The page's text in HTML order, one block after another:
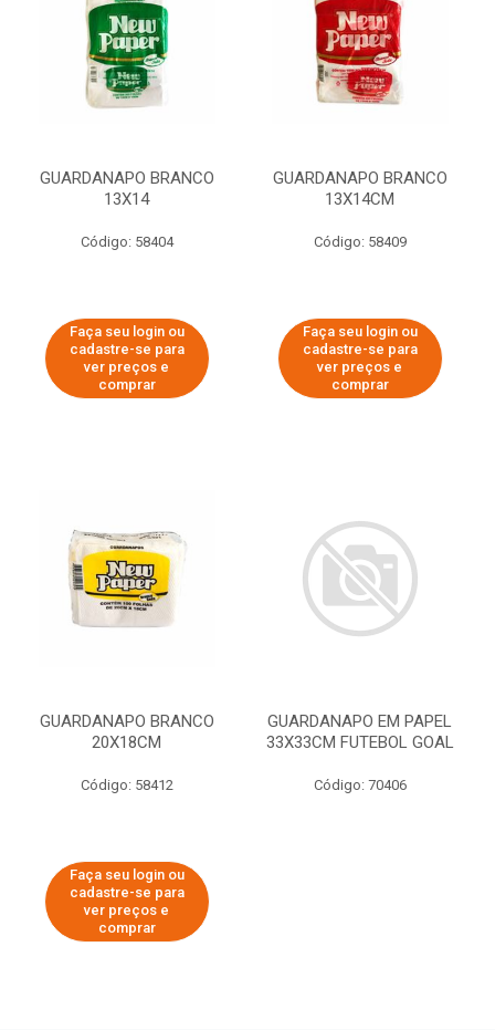
GUARDANAPO BRANCO
13X14
Código: 58404
Faça seu login ou
cadastre-se para
ver preços e
comprar
GUARDANAPO BRANCO
13X14CM
Código: 58409
Faça seu login ou
cadastre-se para
ver preços e
comprar
GUARDANAPO BRANCO
20X18CM
Código: 58412
Faça seu login ou
cadastre-se para
ver preços e
comprar
GUARDANAPO EM PAPEL
33X33CM FUTEBOL GOAL
Código: 70406